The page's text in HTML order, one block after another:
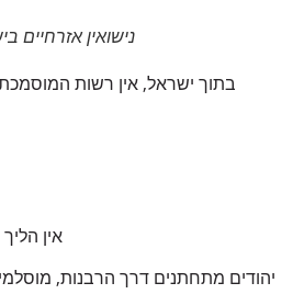
נישואין אזרחיים
בתוך ישראל, אין רשות המוסמכת
אין הליך
יהודים מתחתנים דרך הרבנות, מוסלמים